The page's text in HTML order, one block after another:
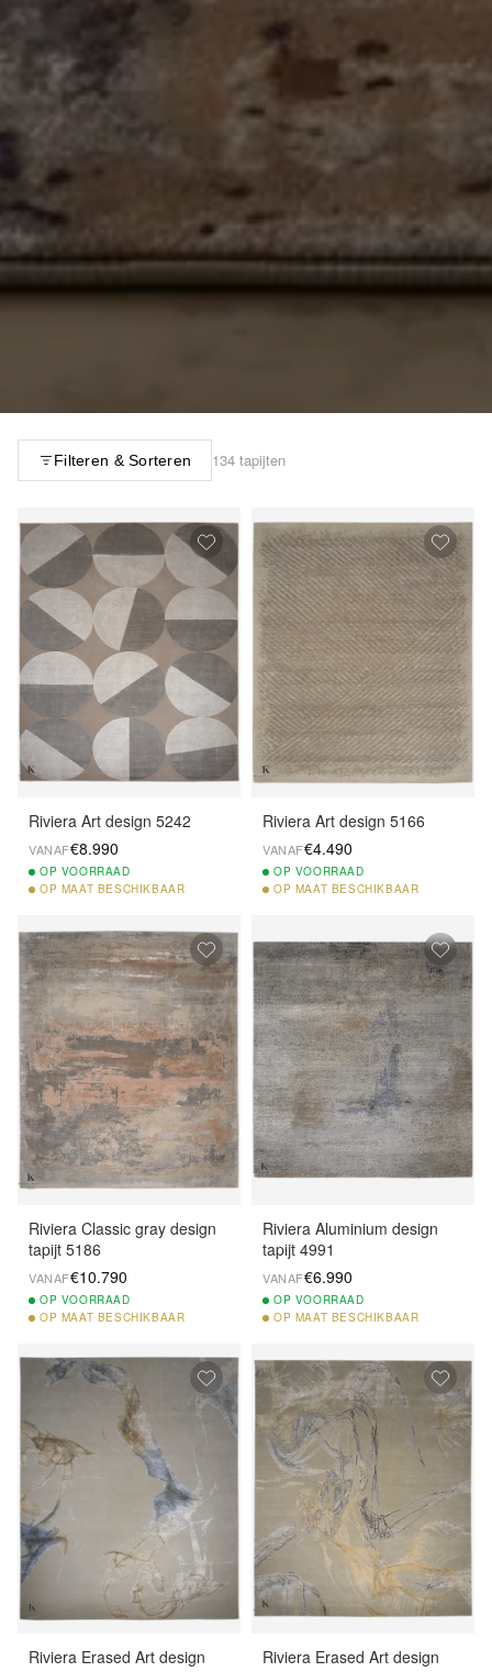
Filteren & Sorteren 134 tapijten
Riviera Art design 5242
VANAF€8.990
OP VOORRAAD
OP MAAT BESCHIKBAAR
Riviera Art design 5166
VANAF€4.490
OP VOORRAAD
OP MAAT BESCHIKBAAR
Riviera Classic gray design
tapijt 5186
VANAF€10.790
OP VOORRAAD
OP MAAT BESCHIKBAAR
Riviera Aluminium design
tapijt 4991
VANAF€6.990
OP VOORRAAD
OP MAAT BESCHIKBAAR
Riviera Erased Art design
Riviera Erased Art design